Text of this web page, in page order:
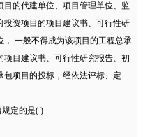
目的代建单位、项目管理单位、监
资项目的项目建议书、可行性研
一般不得成为该项目的工程总承
目建议书、可行性研究报告、初
项目的投标，经依法评标、定
定的是( )